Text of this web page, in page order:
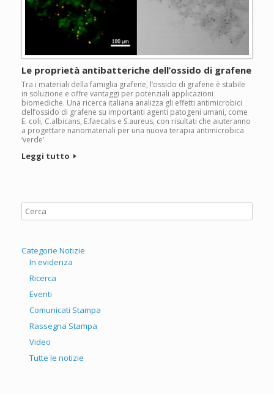
Le proprietà antibatteriche dell’ossido di grafene
Tra i materiali della famiglia grafene, l’ossido di grafene è stabile
in soluzione e offre vantaggi per potenziali applicazioni
biomediche. Una ricerca italiana analizza gli effetti antimicrobici
dell’ossido di grafene su importanti agenti patogeni umani, come
E. coli, C.albicans, E.faecalis e S.aureus, con risultati che aiuteranno
a progettare nanomateriali per una nuova terapia antimicrobica
‘verde’
Leggi tutto
Categorie Notizie
In evidenza
Ricerca
Eventi
Comunicati Stampa
Rassegna Stampa
Video
Tutte le notizie